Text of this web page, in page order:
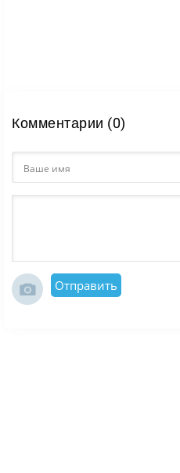
возможностью решать
скоростью, но и
Комментарии (0)
Отправить